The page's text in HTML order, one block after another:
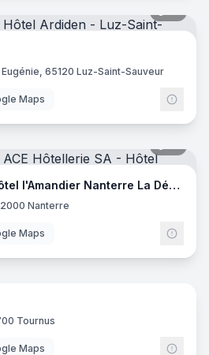
65120 Luz-Saint-Sauveur
Maps
ACE Hôtellerie SA - Hôtel l'Amandier Nanterre La Défense
Nanterre
Maps
42
Tournus
Maps